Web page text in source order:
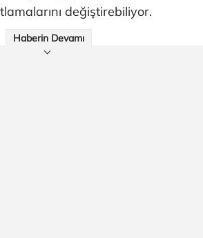
değiştirebiliyor.
Haberin Devamı